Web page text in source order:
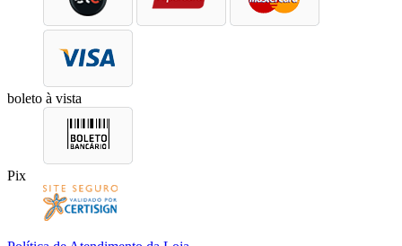
boleto à vista
Pix